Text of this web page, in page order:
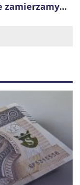
zamierzamy